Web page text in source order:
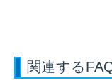
関連する